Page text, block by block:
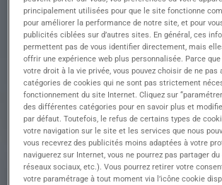
l'engin
• Manœuvrer en toute sécurité selon
(sol, dénivelé, obstacles) et la
chantier
• Réaliser les travaux de
creusement de tranchées, nivellement
• Transporter et collecter les
d'extraction et les déblais
• Assurer la remise en état du
travaux
• Effectuer l'entretien de premier
• Travailler à proximité des réseaux
respectant les consignes de sécurité
principalement utilisées pour que le site fonctionne
pour améliorer la performance de notre site, et pour
publicités ciblées sur d’autres sites. En général, ces
permettent pas de vous identifier directement, mais
offrir une expérience web plus personnalisée. Parce
votre droit à la vie privée, vous pouvez choisir de ne pas
catégories de cookies qui ne sont pas strictement
fonctionnement du site Internet. Cliquez sur
des différentes catégories pour en savoir plus et
par défaut. Toutefois, le refus de certains types de
votre navigation sur le site et les services que nous
vous recevrez des publicités moins adaptées à votre
naviguerez sur Internet, vous ne pourrez pas partager
réseaux sociaux, etc.). Vous pourrez retirer votre
votre paramétrage à tout moment via l’icône cookie